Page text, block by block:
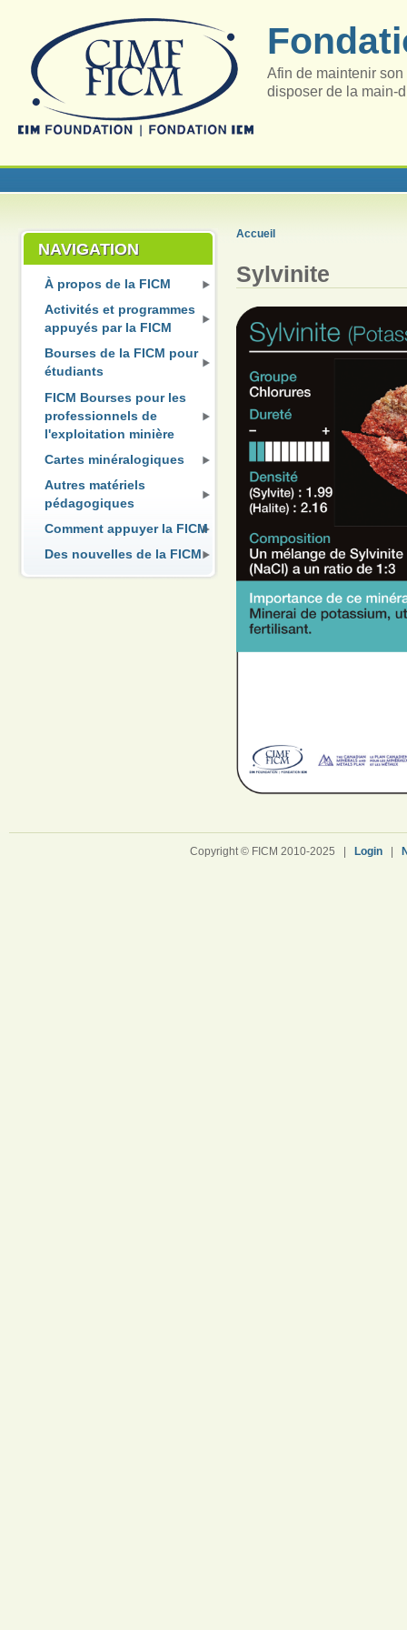
Afin de maintenir
disposer de la main-
NAVIGATION
À propos de la FICM
Activités et programmes
appuyés par la FICM
Bourses de la FICM pour
étudiants
FICM Bourses pour les
professionnels de
l'exploitation minière
Cartes minéralogiques
Autres matériels
pédagogiques
Comment appuyer la FICM
Des nouvelles de la FICM
Accueil
Sylvinite
Copyright © FICM 2010-2025 | Login|